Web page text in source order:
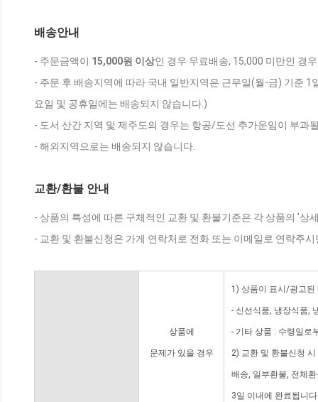
배송안내
- 주문금액이 15,000원 이상인 경우 무료배송, 15,000 미만인 경
- 주문 후 배송지역에 따라 국내 일반지역은 근무일(월-금) 기준
요일 및 공휴일에는 배송되지 않습니다.)
- 도서 산간 지역 및 제주도의 경우는 항공/도선 추가운임이 부과
- 해외지역으로는 배송되지 않습니다.
교환/환불 안내
- 상품의 특성에 따른 구체적인 교환 및 환불기준은 각 상품의 '상
- 교환 및 환불신청은 가게 연락처로 전화 또는 이메일로 연락주
상품에
문제가 있을 경우
1) 상품이 표시/광고된
- 신선식품, 냉장식품,
- 기타 상품 : 수령일로
2) 교환 및 환불신청
배송, 일부환불, 전체
3일 이내에 완료됩니